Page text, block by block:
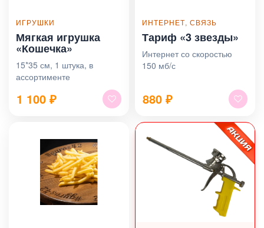
ИГРУШКИ
Мягкая игрушка
«Кошечка»
15*35 см, 1 штука, в
ассортименте
1 100 ₽
ИНТЕРНЕТ, СВЯЗЬ
Тариф «3 звезды»
Интернет со скоростью
150 мб/с
880 ₽